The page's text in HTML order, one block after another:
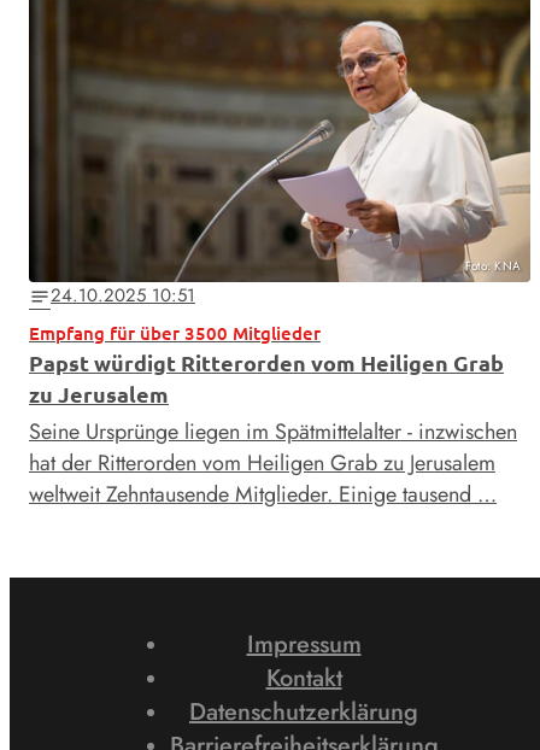
Foto: KNA
notes24.10.2025 10:51
Empfang für über 3500 Mitglieder
Papst würdigt Ritterorden vom Heiligen Grab
zu Jerusalem
Seine Ursprünge liegen im Spätmittelalter - inzwischen
hat der Ritterorden vom Heiligen Grab zu Jerusalem
weltweit Zehntausende Mitglieder. Einige tausend …
Impressum
Kontakt
Datenschutzerklärung